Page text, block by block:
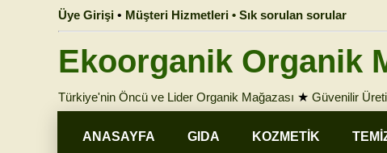
Üye Girişi • Müşteri Hizmetleri • Sık sorulan sorular
Ekoorganik Organik
Türkiye'nin Öncü ve Lider Organik Mağazası ★ Güvenilir
ANASAYFA GIDA KOZMETİK